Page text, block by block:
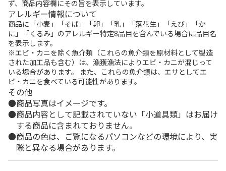
ず、商品内容欄にその旨を表示しています。
アレルギー情報について
商品に「小麦」「そば」「卵」「乳」「落花生」「えび」「か
に」「くるみ」のアレルギー特定8品目を含んでいる場合に品目名
を表示します。
※エビ・カニを除く魚介類（これらの魚介類を原材料として製造
された加工品も含む）は、漁獲漁法によりエビ・カニが混じって
いる場合があります。 また、これらの魚介類は、エサとしてエ
ビ・カニを食べている可能性があります。
その他
商品写真はイメージです。
商品内容として記載されていない「小道具類」はお届け
する商品に含まれておりません。
商品の色は、ご覧になるパソコンなどの環境により、実
際と異なる場合があります。